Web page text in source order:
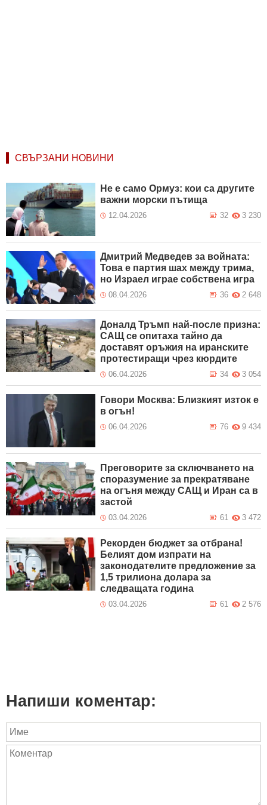
СВЪРЗАНИ НОВИНИ
Не е само Ормуз: кои са другите
важни морски пътища
12.04.2026 3 230
32
Дмитрий Медведев за войната:
Това е партия шах между трима,
но Израел играе собствена игра
08.04.2026 2 648
36
Доналд Тръмп най-после призна:
САЩ се опитаха тайно да
доставят оръжия на иранските
протестиращи чрез кюрдите
06.04.2026 3 054
34
Говори Москва: Близкият изток е
в огън!
06.04.2026 9 434
76
Преговорите за сключването на
споразумение за прекратяване
на огъня между САЩ и Иран са в
застой
03.04.2026 3 472
61
Рекорден бюджет за отбрана!
Белият дом изпрати на
законодателите предложение за
1,5 трилиона долара за
следващата година
03.04.2026 2 576
61
Напиши коментар: